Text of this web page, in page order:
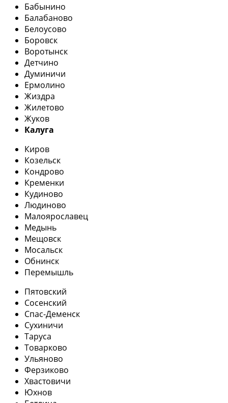
Бабынино
Балабаново
Белоусово
Боровск
Воротынск
Детчино
Думиничи
Ермолино
Жиздра
Жилетово
Жуков
Калуга
Киров
Козельск
Кондрово
Кременки
Кудиново
Людиново
Малоярославец
Медынь
Мещовск
Мосальск
Обнинск
Перемышль
Пятовский
Сосенский
Спас-Деменск
Сухиничи
Таруса
Товарково
Ульяново
Ферзиково
Хвастовичи
Юхнов